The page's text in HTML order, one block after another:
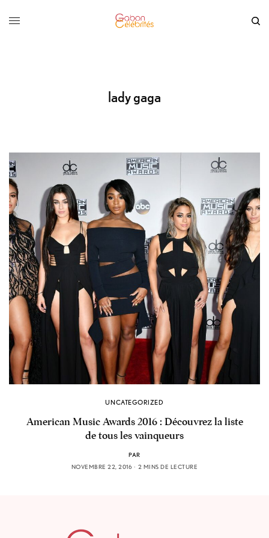
lady gaga
UNCATEGORIZED
American Music Awards 2016 : Découvrez la liste
de tous les vainqueurs
PAR
NOVEMBRE 22, 2016
2 MINS DE LECTURE